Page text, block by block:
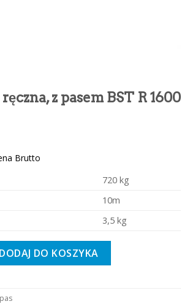
z pasem BST R 1600
Brutto
720 kg
10m
3,5 kg
z pasem BST R 1600 Lbs
DODAJ DO KOSZYKA